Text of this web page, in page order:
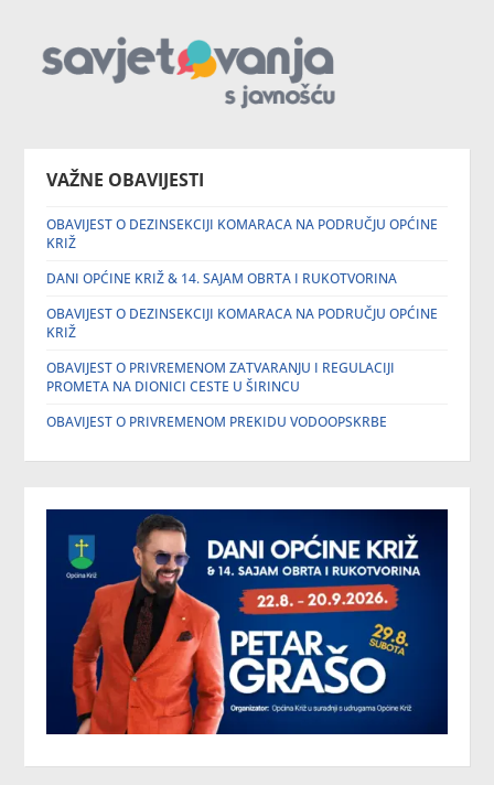
VAŽNE OBAVIJESTI
OBAVIJEST O DEZINSEKCIJI KOMARACA NA PODRUČJU OPĆINE
KRIŽ
DANI OPĆINE KRIŽ & 14. SAJAM OBRTA I RUKOTVORINA
OBAVIJEST O DEZINSEKCIJI KOMARACA NA PODRUČJU OPĆINE
KRIŽ
OBAVIJEST O PRIVREMENOM ZATVARANJU I REGULACIJI
PROMETA NA DIONICI CESTE U ŠIRINCU
OBAVIJEST O PRIVREMENOM PREKIDU VODOOPSKRBE